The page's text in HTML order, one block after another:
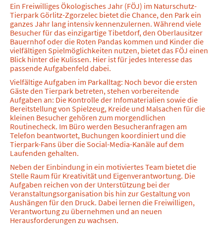
Ein Freiwilliges Ökologisches Jahr (FÖJ) im Naturschutz-
Tierpark Görlitz-Zgorzelec bietet die Chance, den Park ein
ganzes Jahr lang intensiv kennenzulernen. Während viele
Besucher für das einzigartige Tibetdorf, den Oberlausitzer
Bauernhof oder die Roten Pandas kommen und Kinder die
vielfältigen Spielmöglichkeiten nutzen, bietet das FÖJ einen
Blick hinter die Kulissen. Hier ist für jedes Interesse das
passende Aufgabenfeld dabei.
Vielfältige Aufgaben im Parkalltag: Noch bevor die ersten
Gäste den Tierpark betreten, stehen vorbereitende
Aufgaben an: Die Kontrolle der Infomaterialien sowie die
Bereitstellung von Spielzeug, Kreide und Malsachen für die
kleinen Besucher gehören zum morgendlichen
Routinecheck. Im Büro werden Besucheranfragen am
Telefon beantwortet, Buchungen koordiniert und die
Tierpark-Fans über die Social-Media-Kanäle auf dem
Laufenden gehalten.
Neben der Einbindung in ein motiviertes Team bietet die
Stelle Raum für Kreativität und Eigenverantwortung. Die
Aufgaben reichen von der Unterstützung bei der
Veranstaltungsorganisation bis hin zur Gestaltung von
Aushängen für den Druck. Dabei lernen die Freiwilligen,
Verantwortung zu übernehmen und an neuen
Herausforderungen zu wachsen.